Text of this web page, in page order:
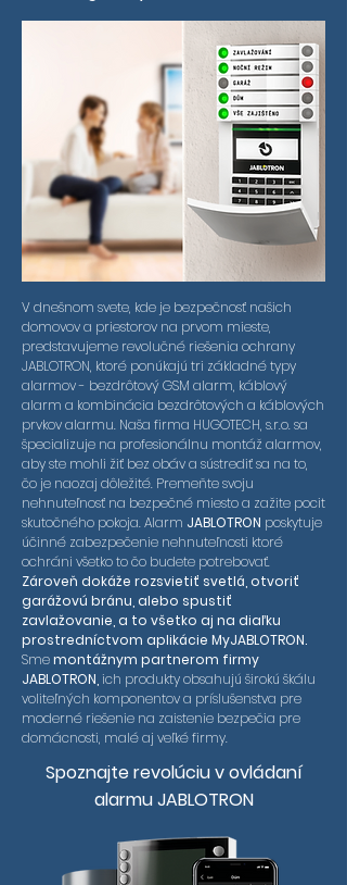
V dnešnom svete, kde je bezpečnosť našich
domovov a priestorov na prvom mieste,
predstavujeme revolučné riešenia ochrany
JABLOTRON, ktoré ponúkajú tri základné typy
alarmov - bezdrôtový GSM alarm, káblový
alarm a kombinácia bezdrôtových a káblových
prvkov alarmu. Naša firma HUGOTECH, s.r.o. sa
špecializuje na profesionálnu montáž alarmov,
aby ste mohli žiť bez obáv a sústrediť sa na to,
čo je naozaj dôležité. Premeňte svoju
nehnuteľnosť na bezpečné miesto a zažite pocit
skutočného pokoja. Alarm JABLOTRON poskytuje
účinné zabezpečenie nehnuteľnosti ktoré
ochráni všetko to čo budete potrebovať.
Zároveň dokáže rozsvietiť svetlá, otvoriť
garážovú bránu, alebo spustiť
zavlažovanie, a to všetko aj na diaľku
prostredníctvom aplikácie MyJABLOTRON.
Smemontážnym partnerom firmy
JABLOTRON, ich produkty obsahujú širokú škálu
voliteľných komponentov a príslušenstva pre
moderné riešenie na zaistenie bezpečia pre
domácnosti, malé aj veľké firmy.
Spoznajte revolúciu v ovládaní
alarmu JABLOTRON